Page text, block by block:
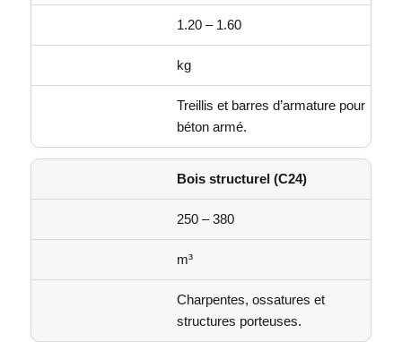
1.20 – 1.60
kg
Treillis et barres d’armature pour
béton armé.
Bois structurel (C24)
250 – 380
m³
Charpentes, ossatures et
structures porteuses.